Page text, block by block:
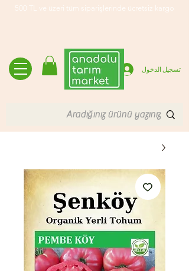
500 TL ve üzeri tüm siparişlerinde ücretsiz kargo
تسجيل الدخول